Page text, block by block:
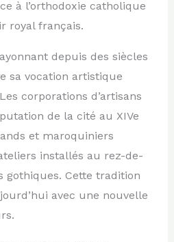
à l’orthodoxie catholique
royal français.
depuis des siècles
sa vocation artistique
corporations d’artisans
de la cité au XIVe
et maroquiniers
installés au rez-de-
gothiques. Cette tradition
avec une nouvelle